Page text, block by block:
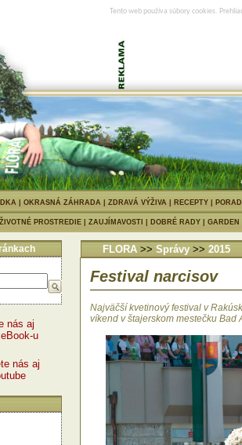
Tento web používa súbory cookies.
| OKRASNÁ ZÁHRADA| ZDRAVÁ VÝŽIVA| RECEPTY|
ŽIVOTNÉ PROSTREDIE ZAUJÍMAVOSTI DOBRÉ RADY
nás aj
u
nás aj
FLORA >> Správy >> 2015
Festival narcisov
Najväčší kvetinový festival v
víkend v štajerskom mestečku Bad